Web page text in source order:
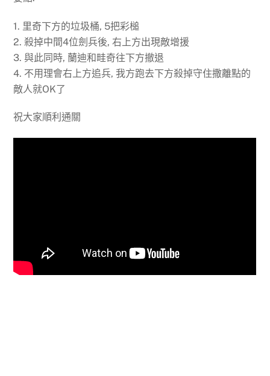
1. 里奇下方的垃圾桶, 5把彩槌
2. 殺掉中間4位劍兵後, 右上方出現敵增援
3. 與此同時, 蘭迪和畦奇往下方撤退
4. 不用理會右上方追兵, 我方跑去下方殺掉守住撒離點的
敵人就OK了
祝大家順利通關